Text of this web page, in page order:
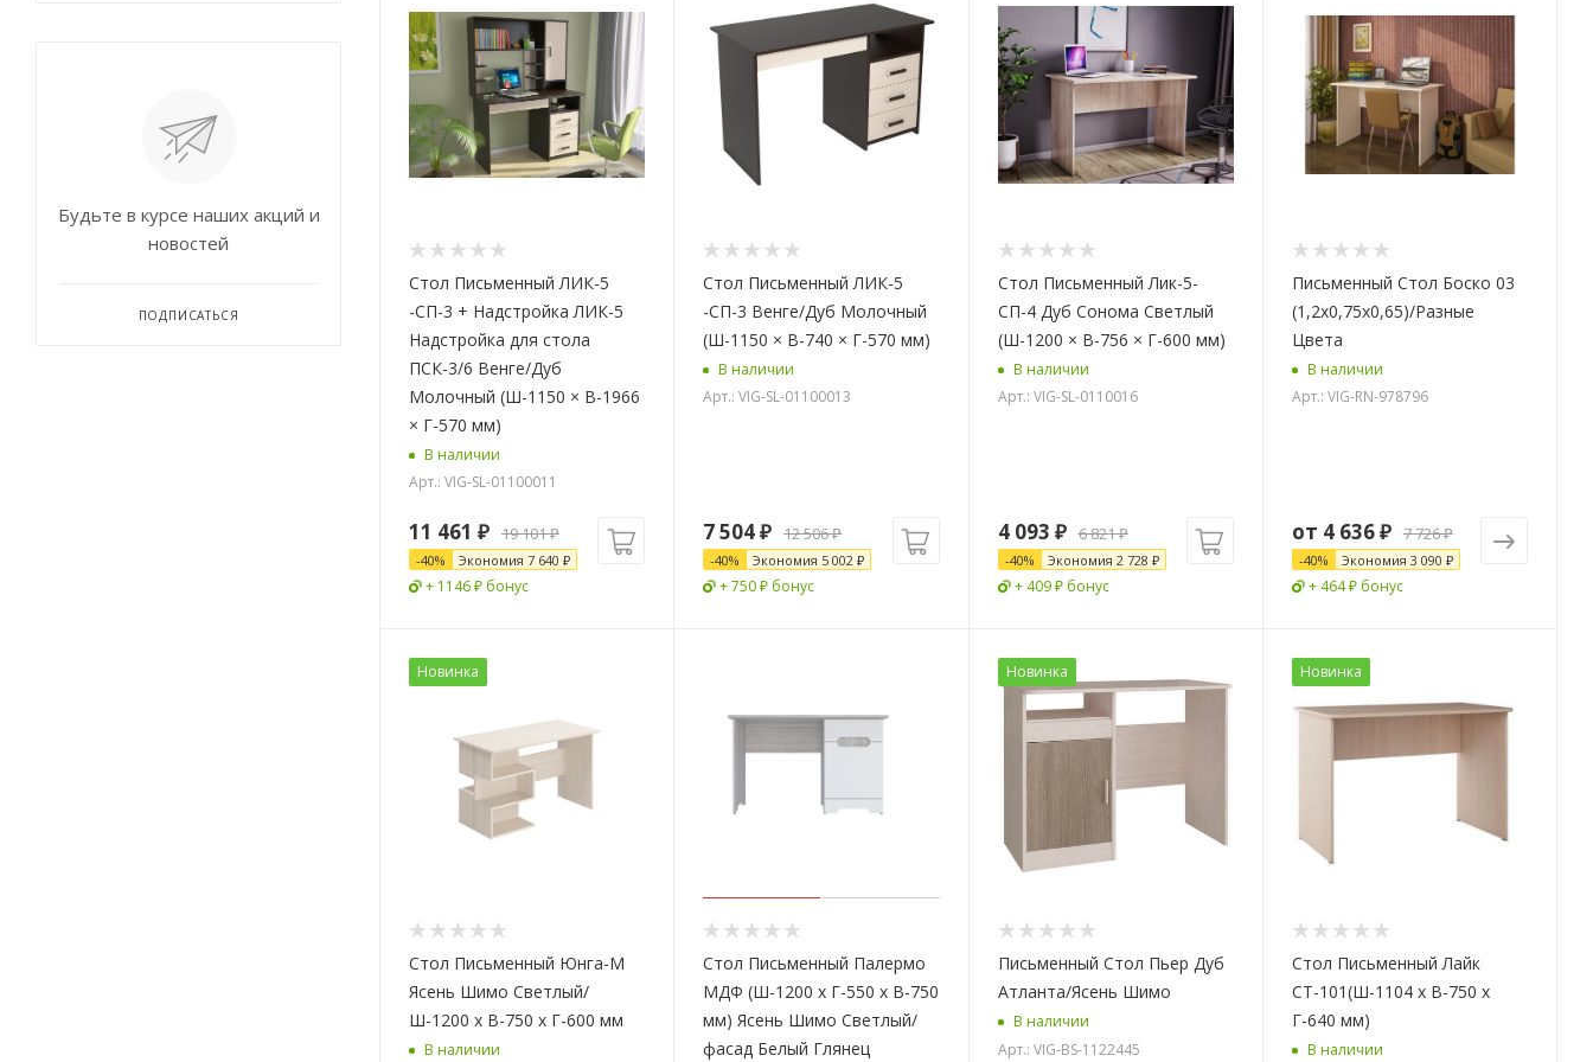
Стол Письменный ЛИК-5
-СП-3 + Надстройка ЛИК-5
Надстройка для стола
ПСК-3/6 Венге/Дуб
Молочный (Ш-1150 × В-1966
× Г-570 мм)
В наличии
Арт.: VIG-SL-01100011
11 461 ₽ 19 101₽
-40% Экономия 7 640 ₽
+ 1146 ₽ бонус
Стол Письменный ЛИК-5
-СП-3 Венге/Дуб Молочный
(Ш-1150 × В-740 × Г-570 мм)
В наличии
Арт.: VIG-SL-01100013
7 504₽ 12 506₽
-40% Экономия 5 002 ₽
+ 750 ₽ бонус
Стол Письменный Лик-5-
СП-4 Дуб Сонома Светлый
(Ш-1200 × В-756 × Г-600 мм)
В наличии
Арт.: VIG-SL-0110016
4 093 ₽ 6 821₽
-40% Экономия 2 728 ₽
+ 409 ₽ бонус
Письменный Стол Боско 03
(1,2х0,75х0,65)/Разные
Цвета
В наличии
Арт.: VIG-RN-978796
от 4 636 ₽ 7 726 ₽
-40% Экономия 3 090 ₽
+ 464 ₽ бонус
Новинка
Стол Письменный Юнга-М
Ясень Шимо Светлый/
Ш-1200 x В-750 x Г-600 мм
В наличии
Стол Письменный Палермо
МДФ (Ш-1200 х Г-550 x В-750
мм) Ясень Шимо Светлый/
фасад Белый Глянец
Новинка
Письменный Стол Пьер Дуб
Атланта/Ясень Шимо
В наличии
Арт.: VIG-BS-1122445
Новинка
Стол Письменный Лайк
СТ-101(Ш-1104 х В-750 х
Г-640 мм)
В наличии
Будьте в курсе наших акций и
новостей
ПОДПИСАТЬСЯ